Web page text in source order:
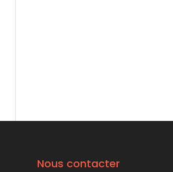
Nous contacter